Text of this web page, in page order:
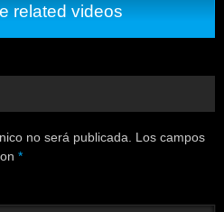
related videos
no será publicada.
Los campos
*